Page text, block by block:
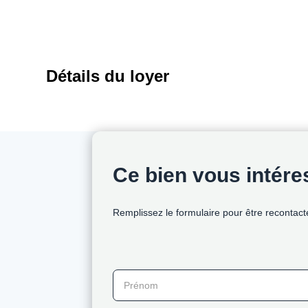
Détails du loyer
Ce bien vous
Remplissez le formulaire pour être
Prénom